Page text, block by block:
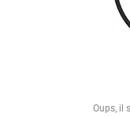
Oups, il